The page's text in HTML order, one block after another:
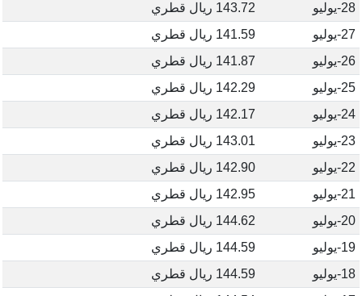
28-يوليو
143.72 ريال قطري
27-يوليو
141.59 ريال قطري
26-يوليو
141.87 ريال قطري
25-يوليو
142.29 ريال قطري
24-يوليو
142.17 ريال قطري
23-يوليو
143.01 ريال قطري
22-يوليو
142.90 ريال قطري
21-يوليو
142.95 ريال قطري
20-يوليو
144.62 ريال قطري
19-يوليو
144.59 ريال قطري
18-يوليو
144.59 ريال قطري